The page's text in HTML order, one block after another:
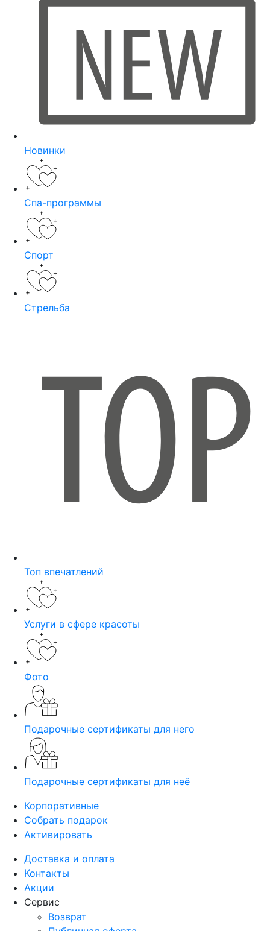
Новинки
Спа-программы
Спорт
Стрельба
Топ впечатлений
Услуги в сфере красоты
Фото
Подарочные сертификаты для него
Подарочные сертификаты для неё
Корпоративные
Собрать подарок
Активировать
Доставка и оплата
Контакты
Акции
Сервис
Возврат